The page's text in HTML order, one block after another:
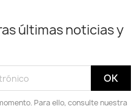
últimas noticias y
Para ello, consulte nuestra